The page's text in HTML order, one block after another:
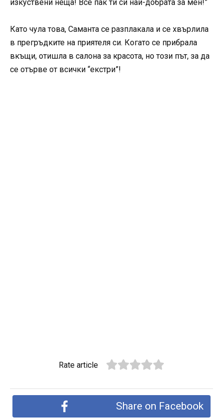
изкуствени неща! Все пак ти си най-добрата за мен!”
Като чула това, Саманта се разплакала и се хвърлила
в прегръдките на приятеля си. Когато се прибрала
вкъщи, отишла в салона за красота, но този път, за да
се отърве от всички “екстри”!
Rate article
Share on Facebook